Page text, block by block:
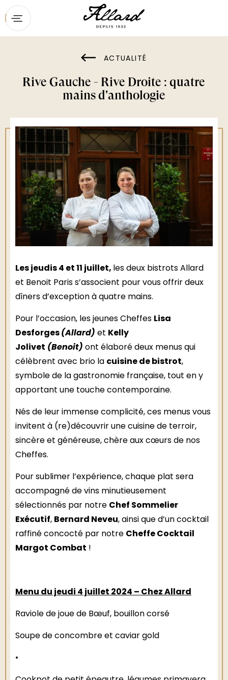
Accueil
La carte
Réservation
Contact
Le Restaurant
Actualité
Bons cadeaux
Les autres adresses de la Maison
Ducasse
ACTUALITÉ
Rive Gauche - Rive Droite : quatre
mains d'anthologie
Les jeudis 4 et 11 juillet,les deux bistrots Allard
et Benoit Paris s’associent pour vous offrir deux
dîners d’exception à quatre mains.
Pour l’occasion, les jeunes CheffesLisa
Desforges(Allard)et Kelly
Jolivet (Benoit)ont élaboré deux menus qui
célèbrent avec brio lacuisine de bistrot,
symbole de la gastronomie française, tout en y
apportant une touche contemporaine.
Nés de leur immense complicité, ces menus vous
invitent à (re)découvrir une cuisine de terroir,
sincère et généreuse, chère aux cœurs de nos
Cheffes.
Pour sublimer l’expérience, chaque plat sera
accompagné de vins minutieusement
sélectionnés par notreChef Sommelier
Exécutif,Bernard Neveu, ainsi que d’un cocktail
raffiné concocté par notreCheffe Cocktail
Margot Combat !
Menu du jeudi 4 juillet 2024 – Chez Allard
Raviole de joue de Bœuf, bouillon corsé
Soupe de concombre et caviar gold
•